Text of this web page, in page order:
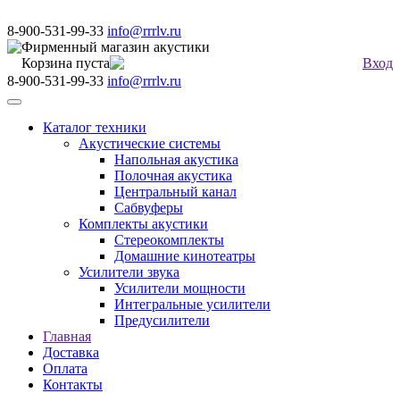
8-900-531-99-33 info@rrrlv.ru
Фирменный магазин акустики
Корзина пуста
Вход
8-900-531-99-33 info@rrrlv.ru
Меню
Каталог техники
Акустические системы
Напольная акустика
Полочная акустика
Центральный канал
Сабвуферы
Комплекты акустики
Стереокомплекты
Домашние кинотеатры
Усилители звука
Усилители мощности
Интегральные усилители
Предусилители
Главная
Доставка
Оплата
Контакты